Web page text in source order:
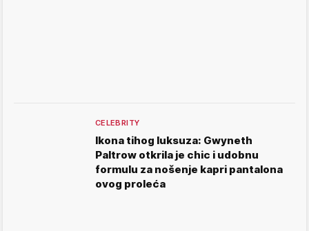
CELEBRITY
Ikona tihog luksuza: Gwyneth
Paltrow otkrila je chic i udobnu
formulu za nošenje kapri pantalona
ovog proleća